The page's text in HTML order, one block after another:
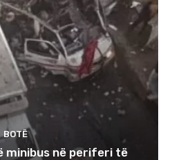
BOTË
minibus në periferi të